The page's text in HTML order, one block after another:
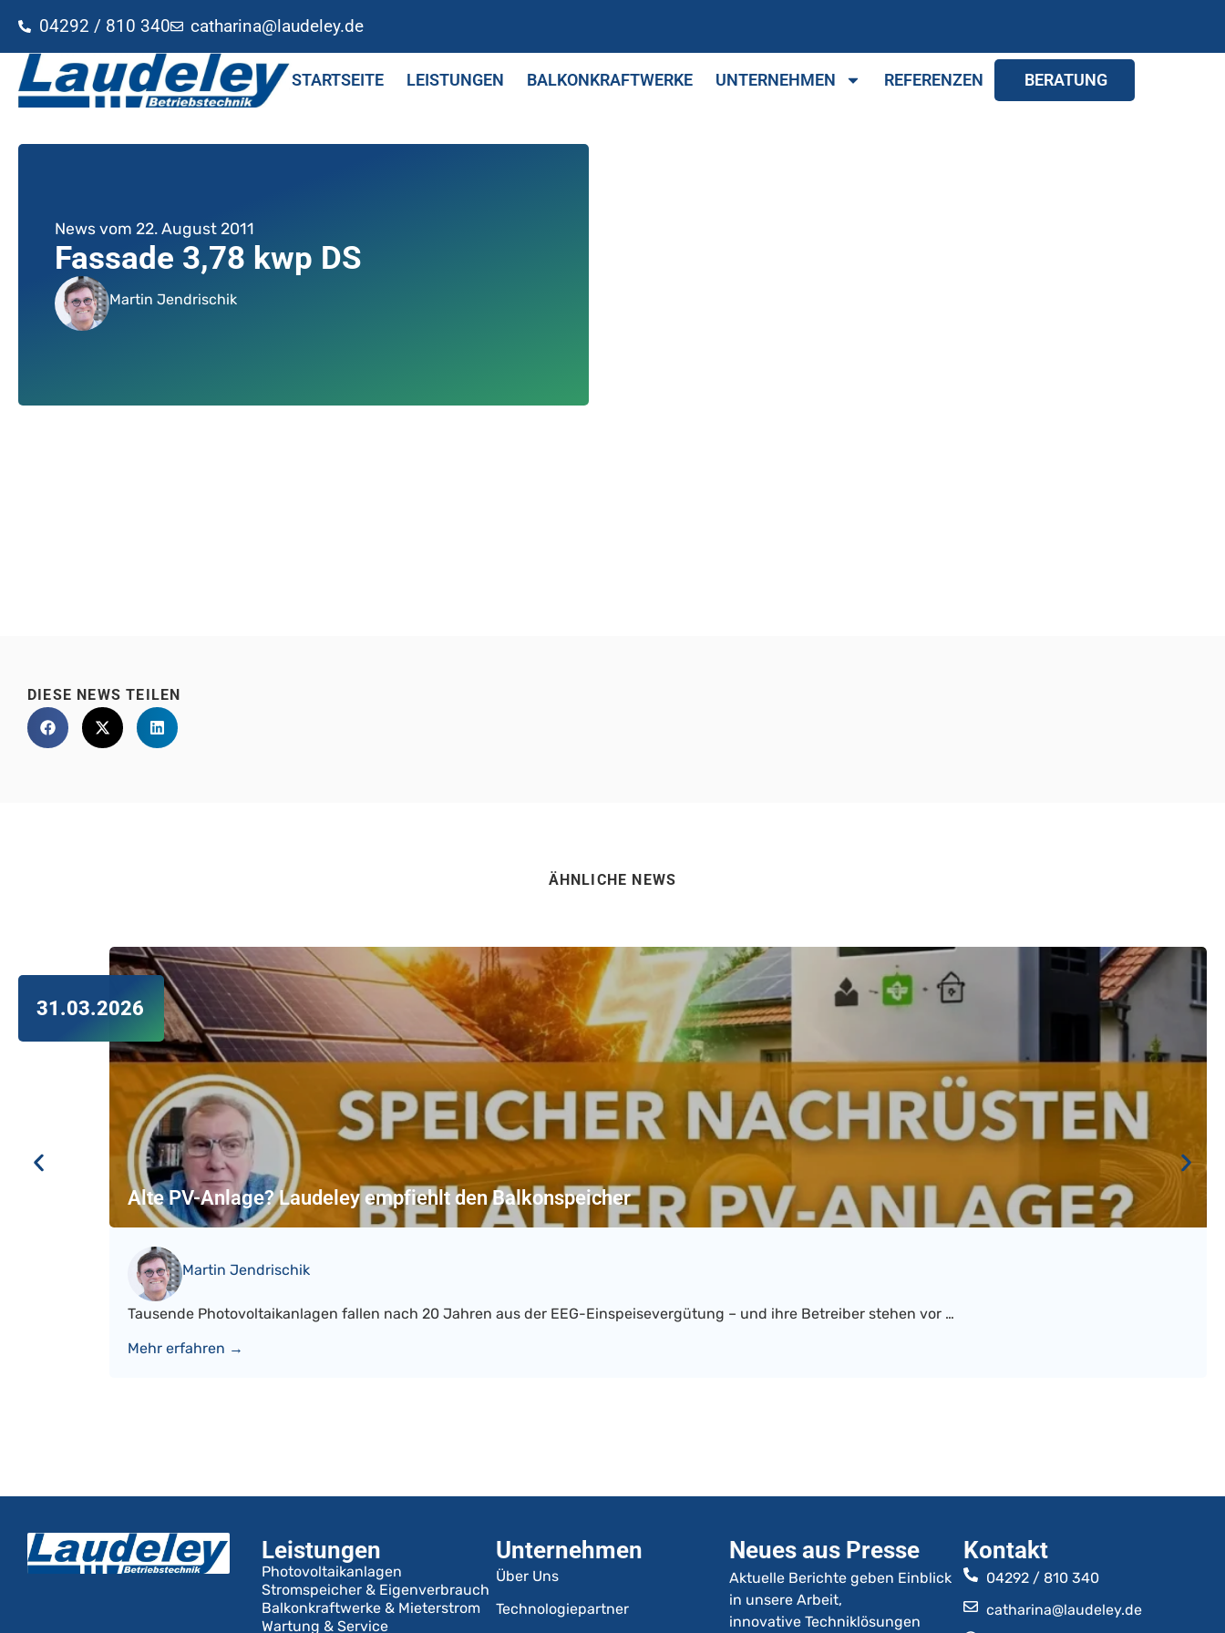
04292 / 810 340 catharina@laudeley.de
STARTSEITE LEISTUNGEN BALKONKRAFTWERKE UNTERNEHMEN REFERENZEN BERATUNG
News vom 22. August 2011
Fassade 3,78 kwp DS
Martin Jendrischik
DIESE NEWS TEILEN
ÄHNLICHE NEWS
Alte PV-Anlage? Laudeley empfiehlt den Balkonspeicher
Martin Jendrischik
Tausende Photovoltaikanlagen fallen nach 20 Jahren aus der EEG-Einspeisevergütung – und ihre Betreiber stehen vor …
Mehr erfahren →
31.03.2026
Leistungen
Photovoltaikanlagen
Stromspeicher & Eigenverbrauch
Balkonkraftwerke & Mieterstrom
Wartung & Service
Unternehmen
Über Uns
Technologiepartner
Neues aus Presse
Aktuelle Berichte geben Einblick
in unsere Arbeit,
innovative Techniklösungen
Kontakt
04292 / 810 340
catharina@laudeley.de